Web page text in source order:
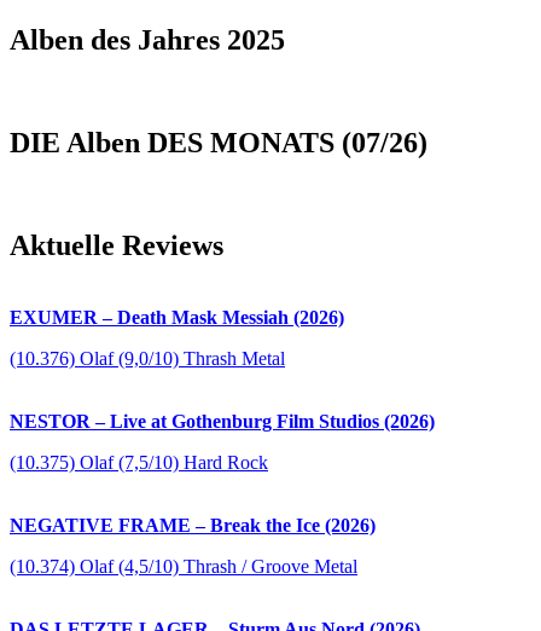
Alben des Jahres 2025
DIE Alben DES MONATS (07/26)
Aktuelle Reviews
EXUMER – Death Mask Messiah (2026)
(10.376) Olaf (9,0/10) Thrash Metal
NESTOR – Live at Gothenburg Film Studios (2026)
(10.375) Olaf (7,5/10) Hard Rock
NEGATIVE FRAME – Break the Ice (2026)
(10.374) Olaf (4,5/10) Thrash / Groove Metal